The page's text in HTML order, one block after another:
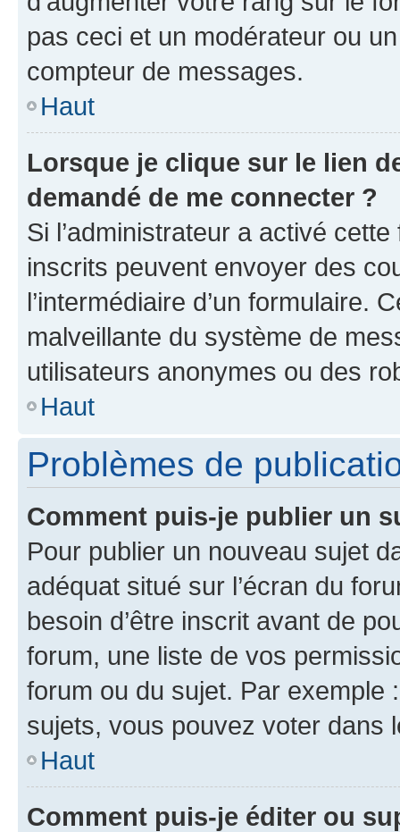
pas ceci et un modérateur ou
compteur de messages.
Haut
Lorsque je clique sur le lien
demandé de me connecter ?
Si l’administrateur a activé
inscrits peuvent envoyer des
l’intermédiaire d’un formulaire.
malveillante du système de
utilisateurs anonymes ou des
Haut
Problèmes de
Comment puis-je publier un
Pour publier un nouveau sujet
adéquat situé sur l’écran du
besoin d’être inscrit avant de
forum, une liste de vos
forum ou du sujet. Par exemple
sujets, vous pouvez voter dans
Haut
Comment puis-je éditer ou